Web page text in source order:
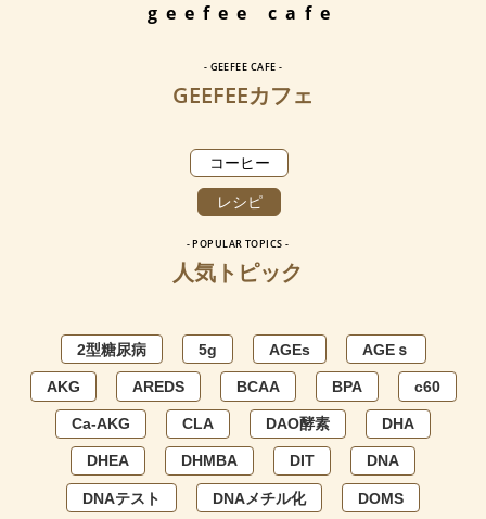
geefee cafe
- GEEFEE CAFE -
GEEFEEカフェ
コーヒー
レシピ
- POPULAR TOPICS -
人気トピック
2型糖尿病 5g AGEs AGEｓ
AKG AREDS BCAA BPA c60
Ca-AKG CLA DAO酵素 DHA
DHEA DHMBA DIT DNA
DNAテスト DNAメチル化 DOMS